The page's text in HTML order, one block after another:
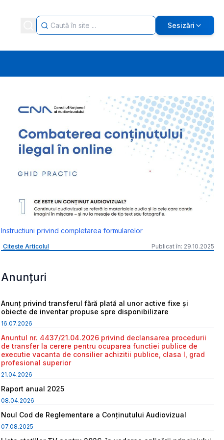
Sesizări
Instructiuni privind completarea formularelor
Citește Articolul Publicat în: 29.10.2025
Anunțuri
Anunț privind transferul fără plată al unor active fixe și
obiecte de inventar propuse spre disponibilizare
16.07.2026
Anuntul nr. 4437/21.04.2026 privind declansarea procedurii
de transfer la cerere pentru ocuparea functiei publice de
executie vacanta de consilier achizitii publice, clasa I, grad
profesional superior
21.04.2026
Raport anual 2025
08.04.2026
Noul Cod de Reglementare a Conținutului Audiovizual
07.08.2025